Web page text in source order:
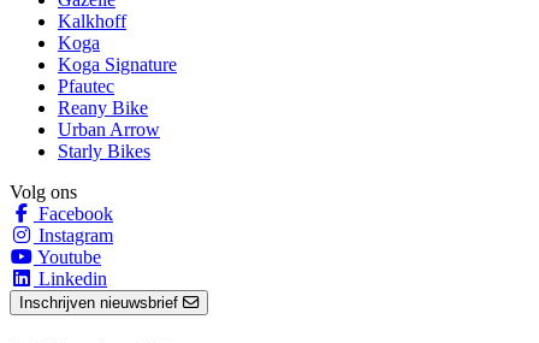
Kalkhoff
Koga
Koga Signature
Pfautec
Reany Bike
Urban Arrow
Starly Bikes
Volg ons
Facebook
Instagram
Youtube
Linkedin
Inschrijven nieuwsbrief